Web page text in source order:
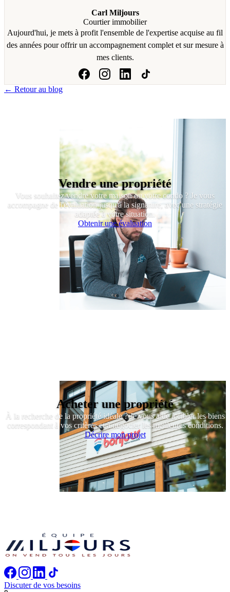
Carl Miljours
Courtier immobilier
Aujourd'hui, je mets à profit l'ensemble de l'expertise acquise au fil
des années pour offrir un accompagnement complet et sur mesure à
mes clients.
← Retour au blog
Vendre une propriété
Vous souhaitez vendre votre maison ou votre condo ? Je vous
accompagne de l'évaluation jusqu'à la signature, avec une stratégie
adaptée à votre situation.
Obtenir une évaluation
Acheter une propriété
À la recherche de la propriété idéale ? Je vous aide à cibler les biens
correspondant à vos critères et à négocier les meilleures conditions.
Décrire mon projet
Discuter de vos besoins